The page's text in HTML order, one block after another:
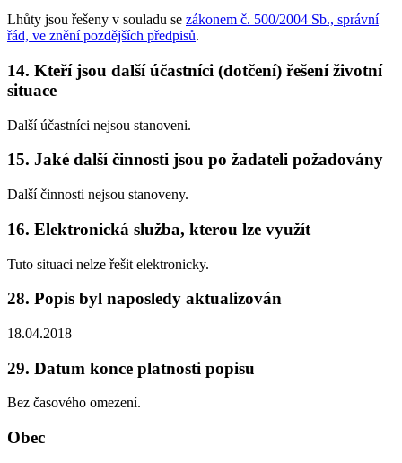
Lhůty jsou řešeny v souladu se zákonem č. 500/2004 Sb., správní
řád, ve znění pozdějších předpisů.
14. Kteří jsou další účastníci (dotčení) řešení životní
situace
Další účastníci nejsou stanoveni.
15. Jaké další činnosti jsou po žadateli požadovány
Další činnosti nejsou stanoveny.
16. Elektronická služba, kterou lze využít
Tuto situaci nelze řešit elektronicky.
28. Popis byl naposledy aktualizován
18.04.2018
29. Datum konce platnosti popisu
Bez časového omezení.
Obec